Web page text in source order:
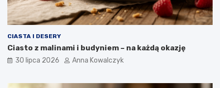
CIASTA I DESERY
Ciasto z malinami i budyniem – na każdą okazję
30 lipca 2026 Anna Kowalczyk